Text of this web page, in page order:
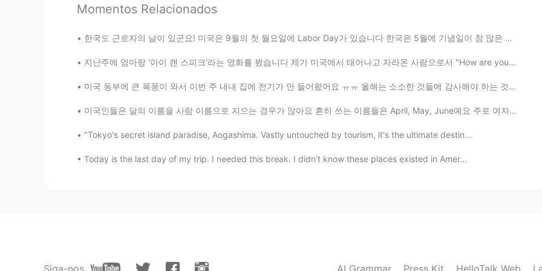
Happy birthday
JP EN
おめでとうございます🎉本当によかったですね☺️
Momentos Relacionados
한국도 근로자의 날이 있군요! 미국은 9월의 첫 월요일에 Labor Day가 있습니다 한국은 5월에 기념일이 참 많은 거 같아요 어린이날, 아버이날, 스승의 날, 부부의 날...
지난주에 엄마랑 '아이 캔 스피크'라는 영화를 봤습니다 제가 미국에서 태어나고 자라온 사람으로서 "How are you?"라는 질문을 매일 몇번씩이나 받으면서 수도 없이 많...
미국 동부에 큰 폭풍이 와서 이번 주 내내 집에 전기가 안 들어왔어요 ㅠㅠ 올해는 소소한 것들에 감사해야 하는 것을 배우는 거 같아요 한달 전 쯤에는 수돗물이 없어서 고생 많...
미국인들은 달의 이름을 사람 이름으로 지으는 경우가 많아요 흔히 쓰는 이름들은 April, May, June예요 주로 여자 이름으로 많이 사용되고 있어요 몇년 전부터 남자 ...
"Tokyo's secret island paradise, Aogashima. Vastly untouched by tourism, it's the ultimate destin...
Today is the last day of my trip. I needed this break. I didn’t know these places existed in Amer...
Siga-nos AI Grammar Press Kit HelloTalk Web